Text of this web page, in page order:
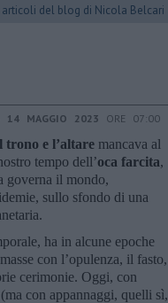
del blog di Nicola Belcari
14 MAGGIO 2023 ORE 07:00
trono e l’altare mancava al
tempo dell’oca farcita,
governa il mondo,
sullo sfondo di una
ha in alcune epoche
con l’opulenza, il fasto,
cerimonie. Oggi, con
con appannaggi, quelli sì,